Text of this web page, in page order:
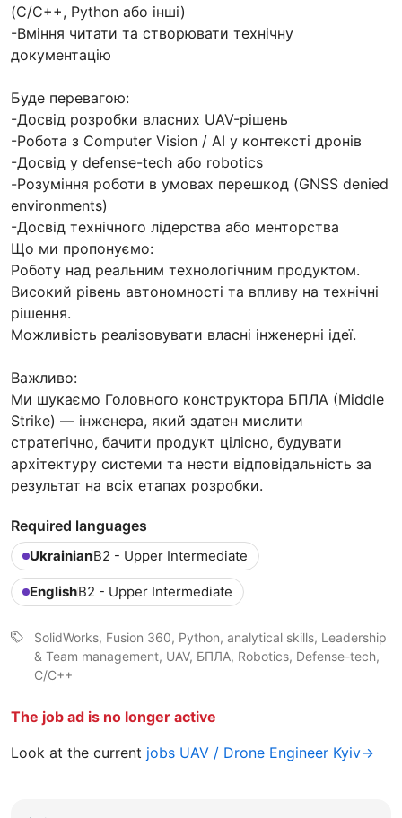
(C/C++, Python або інші)
-Вміння читати та створювати технічну
документацію
Буде перевагою:
-Досвід розробки власних UAV-рішень
-Робота з Computer Vision / AI у контексті дронів
-Досвід у defense-tech або robotics
-Розуміння роботи в умовах перешкод (GNSS denied
environments)
-Досвід технічного лідерства або менторства
Що ми пропонуємо:
Роботу над реальним технологічним продуктом.
Високий рівень автономності та впливу на технічні
рішення.
Можливість реалізовувати власні інженерні ідеї.
Важливо:
Ми шукаємо Головного конструктора БПЛА (Middle
Strike) — інженера, який здатен мислити
стратегічно, бачити продукт цілісно, будувати
архітектуру системи та нести відповідальність за
результат на всіх етапах розробки.
Required languages
UkrainianB2 - Upper Intermediate
EnglishB2 - Upper Intermediate
SolidWorks, Fusion 360, Python, analytical skills, Leadership
& Team management, UAV, БПЛА, Robotics, Defense-tech,
C/C++
The job ad is no longer active
Look at the current jobs UAV / Drone Engineer Kyiv→